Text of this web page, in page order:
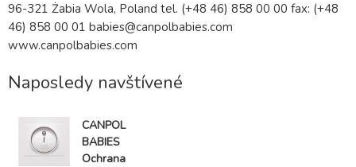
96-321 Żabia Wola, Poland tel. (+48 46) 858 00 00 fax: (+48
46) 858 00 01 babies@canpolbabies.com
www.canpolbabies.com
Naposledy navštívené
CANPOL
BABIES
Ochrana